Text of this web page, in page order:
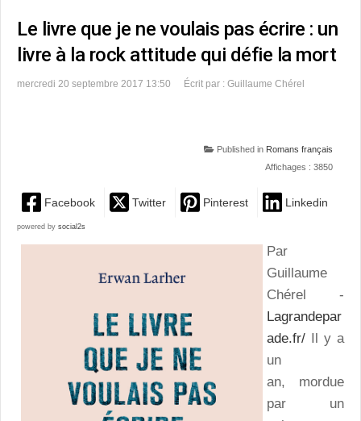
Le livre que je ne voulais pas écrire : un
livre à la rock attitude qui défie la mort
mercredi 20 septembre 2017 13:50 Écrit par : Guillaume Chérel
Published in Romans français
Affichages : 3850
Facebook Twitter Pinterest Linkedin
powered by social2s
Par
Guillaume
Chérel -
Lagrandepar
ade.fr/ Il y a
un
an, mordue
par un